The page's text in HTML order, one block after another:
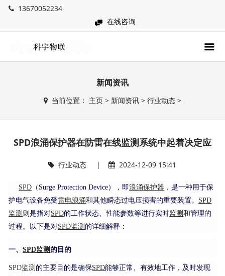
13670052234
在线咨询
新闻资讯
当前位置： 主页> 新闻资讯> 行业动态>
SPD浪涌保护器在防雷在线监测系统中起着决定应
行业动态 | 2024-12-09 15:41
SPD （Surge Protection Device），即浪涌保护器 ，是一种用于保
护电气设备免受雷电浪涌和其他瞬态过电压损害的重要装置。 SPD
监测 则是指对SPD的工作状态、性能参数等进行实时监测和管理的
过程。以下是对SPD监测 的详细解释：
一、SPD监测 的目的
SPD监测 的主要目的是确保SPD能够正常、有效地工作，及时发现